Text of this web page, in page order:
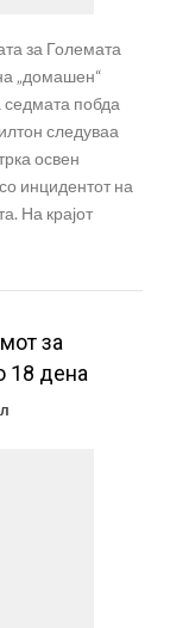
за Големата
„домашен“
седмата побда
следуваа
освен
инцидентот на
На крајот
за
18 дена